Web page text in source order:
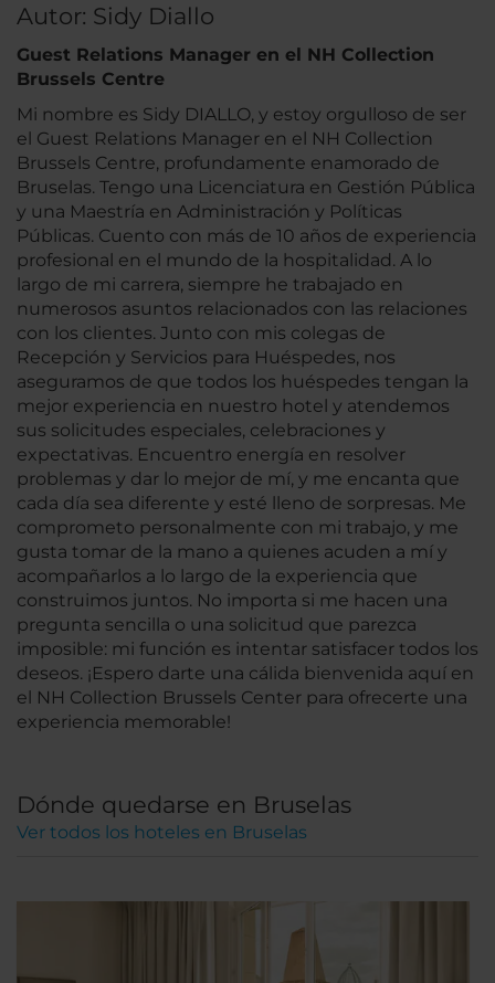
Autor: Sidy Diallo
Guest Relations Manager en el NH Collection
Brussels Centre
Mi nombre es Sidy DIALLO, y estoy orgulloso de ser
el Guest Relations Manager en el NH Collection
Brussels Centre, profundamente enamorado de
Bruselas. Tengo una Licenciatura en Gestión Pública
y una Maestría en Administración y Políticas
Públicas. Cuento con más de 10 años de experiencia
profesional en el mundo de la hospitalidad. A lo
largo de mi carrera, siempre he trabajado en
numerosos asuntos relacionados con las relaciones
con los clientes. Junto con mis colegas de
Recepción y Servicios para Huéspedes, nos
aseguramos de que todos los huéspedes tengan la
mejor experiencia en nuestro hotel y atendemos
sus solicitudes especiales, celebraciones y
expectativas. Encuentro energía en resolver
problemas y dar lo mejor de mí, y me encanta que
cada día sea diferente y esté lleno de sorpresas. Me
comprometo personalmente con mi trabajo, y me
gusta tomar de la mano a quienes acuden a mí y
acompañarlos a lo largo de la experiencia que
construimos juntos. No importa si me hacen una
pregunta sencilla o una solicitud que parezca
imposible: mi función es intentar satisfacer todos los
deseos. ¡Espero darte una cálida bienvenida aquí en
el NH Collection Brussels Center para ofrecerte una
experiencia memorable!
Dónde quedarse en Bruselas
Ver todos los hoteles en Bruselas